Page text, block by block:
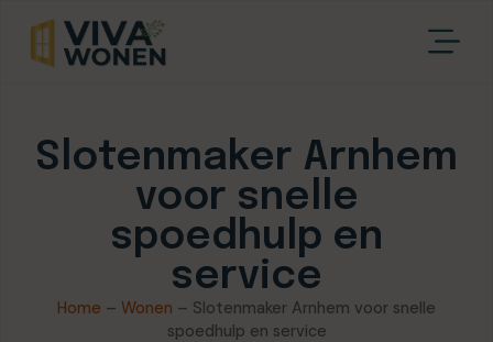
Slotenmaker Arnhem
voor snelle
spoedhulp en
service
Home – Wonen – Slotenmaker Arnhem voor snelle
spoedhulp en service